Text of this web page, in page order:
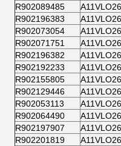
R902089485
R902196383
R902073054
R902071751
R902196382
R902192233
R902155805
R902129446
R902053113
R902064490
R902197907
R902201819